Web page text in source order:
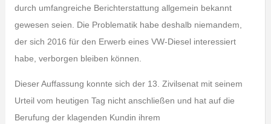
durch umfangreiche Berichterstattung allgemein bekannt
gewesen seien. Die Problematik habe deshalb niemandem,
der sich 2016 für den Erwerb eines VW-Diesel interessiert
habe, verborgen bleiben können.
Dieser Auffassung konnte sich der 13. Zivilsenat mit seinem
Urteil vom heutigen Tag nicht anschließen und hat auf die
Berufung der klagenden Kundin ihrem